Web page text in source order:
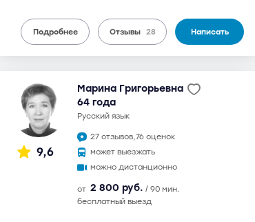
Подробнее Отзывы 28 Написать
9,6
Марина Григорьевна
64 года
русский язык
27 отзывов,76 оценок
может выезжать
можно дистанционно
от 2 800 руб. / 90 мин.
бесплатный выезд